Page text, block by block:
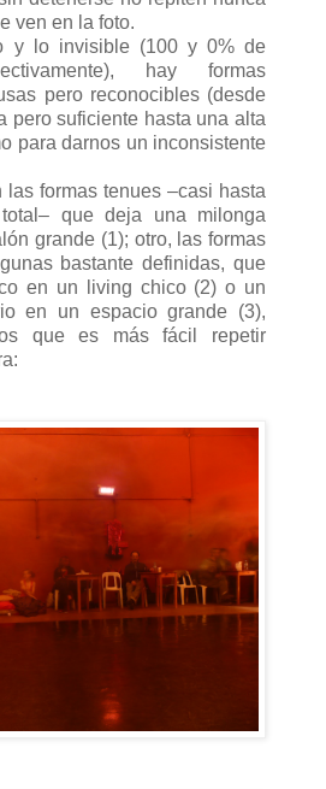
ven en la foto.
lo invisible (100 y 0% de
hay formas
pero reconocibles (desde
pero suficiente hasta una alta
para darnos un inconsistente
formas tenues –casi hasta
total– que deja una milonga
grande (1); otro, las formas
bastante definidas, que
en un living chico (2) o un
en un espacio grande (3),
que es más fácil repetir